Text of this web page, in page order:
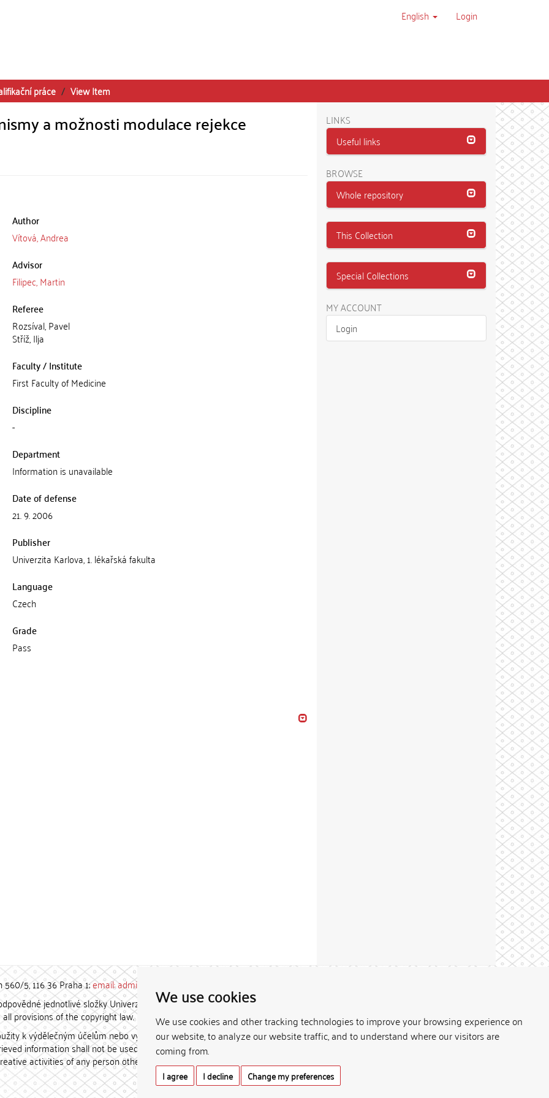
We use cookies
We use cookies and other tracking technologies to improve your browsing experience on
our website, to analyze our website traffic, and to understand where our visitors are
coming from.
I agree I decline Change my preferences
English Login
práce View Item
a možnosti modulace rejekce
Author
Vítová, Andrea
Advisor
Filipec, Martin
Referee
Rozsíval, Pavel
Stříž, Ilja
Faculty / Institute
First Faculty of Medicine
Discipline
-
Department
Information is unavailable
Date of defense
21. 9. 2006
Publisher
Univerzita Karlova, 1. lékařská fakulta
Language
Czech
Grade
Pass
LINKS
Useful links
BROWSE
Whole repository
This Collection
Special Collections
MY ACCOUNT
Login
560/5, 116 36 Praha 1;email: admin-repozitar [at] cuni.cz
jednotlivé složky Univerzity Karlovy. / Each constituent
provisions of the copyright law.
k výdělečným účelům nebo vydávány za studijní, vědeckou
information shall not be used for any commercial purposes
activities of any person other than the author.